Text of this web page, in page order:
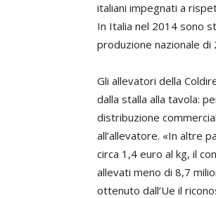
italiani impegnati a
In Italia nel 2014 sono
produzione nazionale di
Gli allevatori della
dalla stalla alla tavola:
distribuzione
all’allevatore. «In altre
circa 1,4 euro al kg, il
allevati meno di 8,7
ottenuto dall’Ue il